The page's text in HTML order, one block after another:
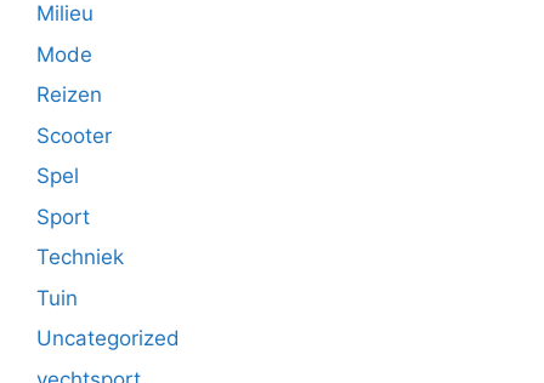
Milieu
Mode
Reizen
Scooter
Spel
Sport
Techniek
Tuin
Uncategorized